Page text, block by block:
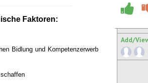
Faktoren:
Bidlung und Kompetenzerwerb
Add/